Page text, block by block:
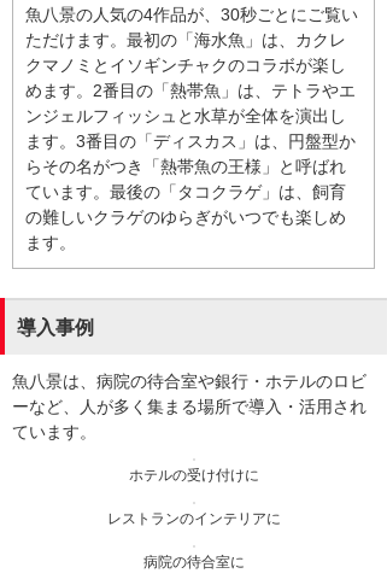
魚八景の人気の4作品が、30秒ごとにご覧い
ただけます。最初の「海水魚」は、カクレ
クマノミとイソギンチャクのコラボが楽し
めます。2番目の「熱帯魚」は、テトラやエ
ンジェルフィッシュと水草が全体を演出し
ます。3番目の「ディスカス」は、円盤型か
らその名がつき「熱帯魚の王様」と呼ばれ
ています。最後の「タコクラゲ」は、飼育
の難しいクラゲのゆらぎがいつでも楽しめ
ます。
導入事例
魚八景は、病院の待合室や銀行・ホテルのロビ
ーなど、人が多く集まる場所で導入・活用され
ています。
ホテルの受け付けに
レストランのインテリアに
病院の待合室に